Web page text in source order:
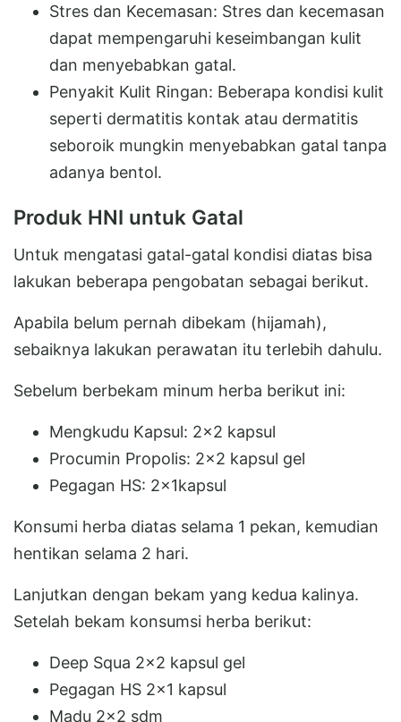
Stres dan Kecemasan: Stres dan kecemasan
dapat mempengaruhi keseimbangan kulit
dan menyebabkan gatal.
Penyakit Kulit Ringan: Beberapa kondisi kulit
seperti dermatitis kontak atau dermatitis
seboroik mungkin menyebabkan gatal tanpa
adanya bentol.
Produk HNI untuk Gatal
Untuk mengatasi gatal-gatal kondisi diatas bisa
lakukan beberapa pengobatan sebagai berikut.
Apabila belum pernah dibekam (hijamah),
sebaiknya lakukan perawatan itu terlebih dahulu.
Sebelum berbekam minum herba berikut ini:
Mengkudu Kapsul: 2x2 kapsul
Procumin Propolis: 2x2 kapsul gel
Pegagan HS: 2x1kapsul
Konsumi herba diatas selama 1 pekan, kemudian
hentikan selama 2 hari.
Lanjutkan dengan bekam yang kedua kalinya.
Setelah bekam konsumsi herba berikut:
Deep Squa 2x2 kapsul gel
Pegagan HS 2x1 kapsul
Madu 2x2 sdm